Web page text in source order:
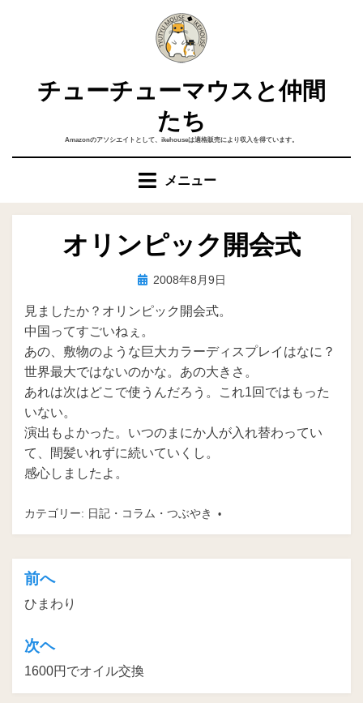
チューチューマウスと仲間
たち
Amazonのアソシエイトとして、ikehouseは適格販売により収入を得ています。
メニュー
オリンピック開会式
投稿者ike
投
日:
2008年8月9日
見ましたか？オリンピック開会式。
中国ってすごいねぇ。
あの、敷物のような巨大カラーディスプレイはなに？
世界最大ではないのかな。あの大きさ。
あれは次はどこで使うんだろう。これ1回ではもった
いない。
演出もよかった。いつのまにか人が入れ替わってい
て、間髪いれずに続いていくし。
感心しましたよ。
カテゴリー: 日記・コラム・つぶやき
投
稿
ナ
ビ
ゲ
前へ
ひまわり
次ヘ
1600円でオイル交換